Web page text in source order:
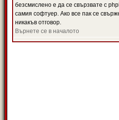
безсмислено е да се свързвате с
самия софтуер. Ако все пак се
никакъв отговор.
Върнете се в началото